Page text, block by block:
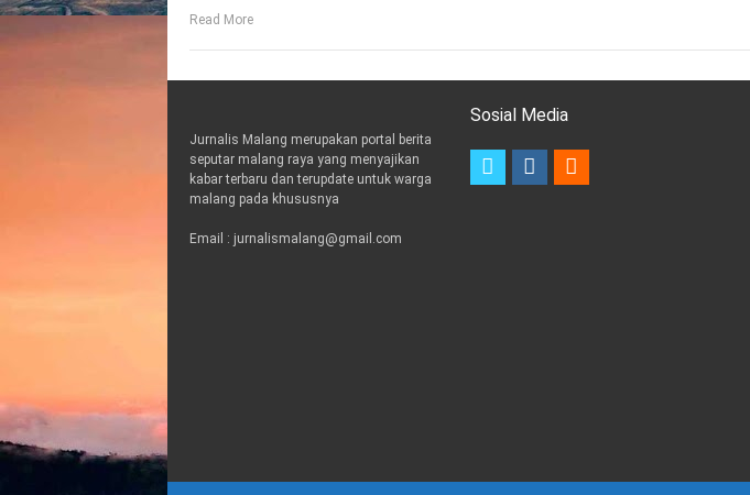
Read More
Jurnalis Malang merupakan portal berita
seputar malang raya yang menyajikan
kabar terbaru dan terupdate untuk warga
malang pada khususnya
Email : jurnalismalang@gmail.com
Sosial Media